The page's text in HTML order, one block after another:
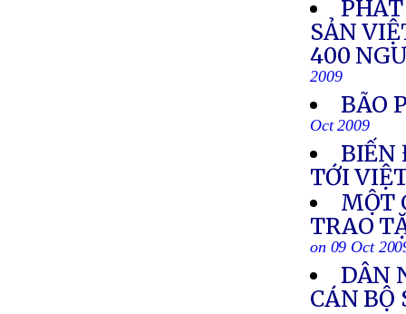
SẢN
400
2009
BÃO
Oct 2009
BIẾN
TỚI
MỘT
TRAO
on 09 Oct
DÂN
CÁN BỘ